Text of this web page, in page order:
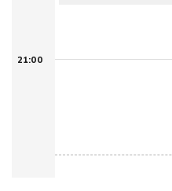
21:00